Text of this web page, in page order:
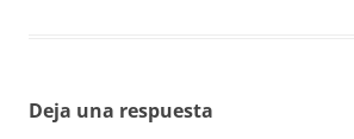
Deja una respuesta